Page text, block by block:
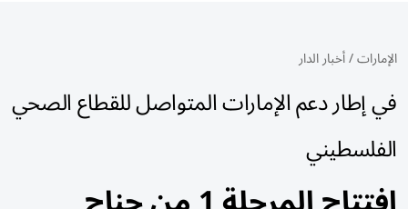
الإمارات/أخبار الدار
في إطار دعم الإمارات المتواصل للقطاع الصحي
الفلسطيني